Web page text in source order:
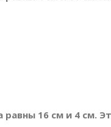
равны 16 см и 4 см.